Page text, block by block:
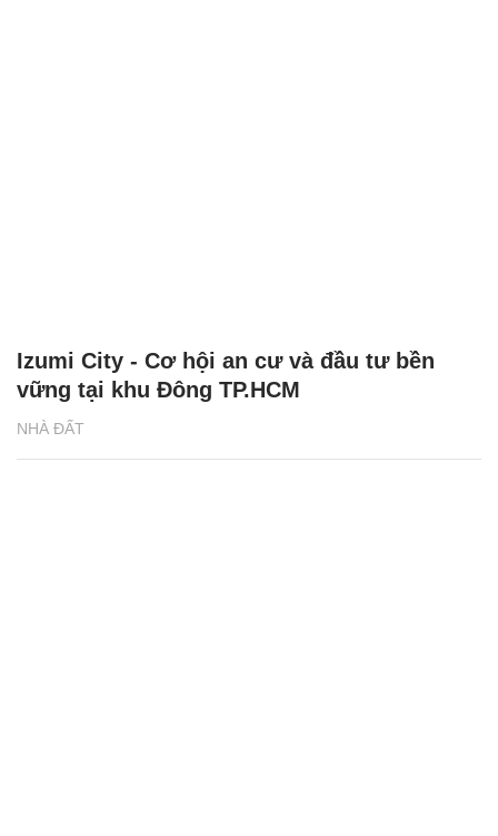
NHÀ ĐẤT
Izumi City - Cơ hội an cư và đầu tư bền
vững tại khu Đông TP.HCM